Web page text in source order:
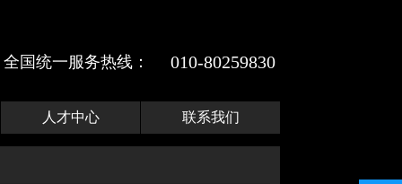
010-80259830
全国统一服务热线：​
人才中心 联系我们